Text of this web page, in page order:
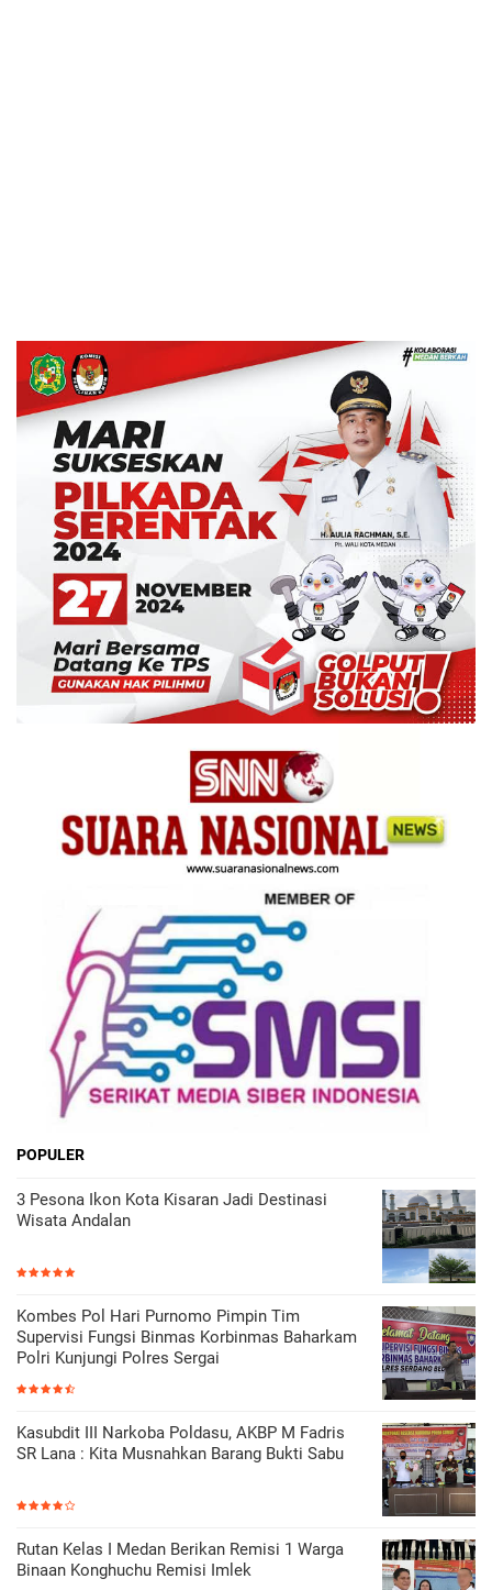
POPULER
3 Pesona Ikon Kota Kisaran Jadi Destinasi
Wisata Andalan
Kombes Pol Hari Purnomo Pimpin Tim
Supervisi Fungsi Binmas Korbinmas Baharkam
Polri Kunjungi Polres Sergai
Kasubdit III Narkoba Poldasu, AKBP M Fadris
SR Lana : Kita Musnahkan Barang Bukti Sabu
Rutan Kelas I Medan Berikan Remisi 1 Warga
Binaan Konghuchu Remisi Imlek